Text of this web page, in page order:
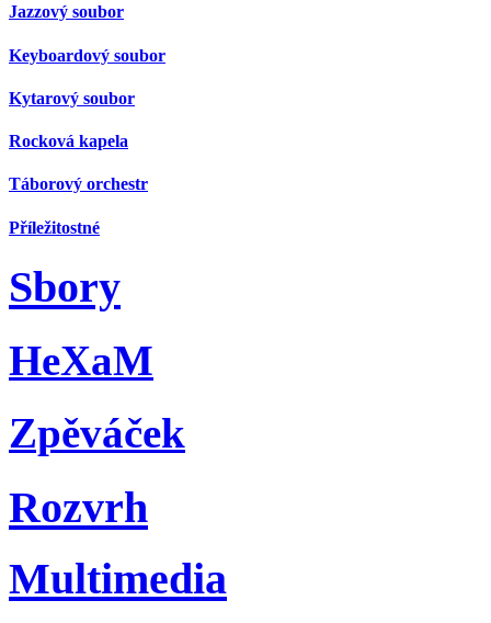
Jazzový soubor
Keyboardový soubor
Kytarový soubor
Rocková kapela
Táborový orchestr
Příležitostné
Sbory
HeXaM
Zpěváček
Rozvrh
Multimedia